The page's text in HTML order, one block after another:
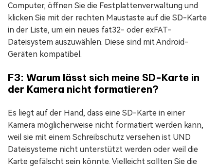
Computer, öffnen Sie die Festplattenverwaltung und
klicken Sie mit der rechten Maustaste auf die SD-Karte
in der Liste, um ein neues fat32- oder exFAT-
Dateisystem auszuwählen. Diese sind mit Android-
Geräten kompatibel.
F3: Warum lässt sich meine SD-Karte in
der Kamera nicht formatieren?
Es liegt auf der Hand, dass eine SD-Karte in einer
Kamera möglicherweise nicht formatiert werden kann,
weil sie mit einem Schreibschutz versehen ist UND
Dateisysteme nicht unterstützt werden oder weil die
Karte gefälscht sein könnte. Vielleicht sollten Sie die